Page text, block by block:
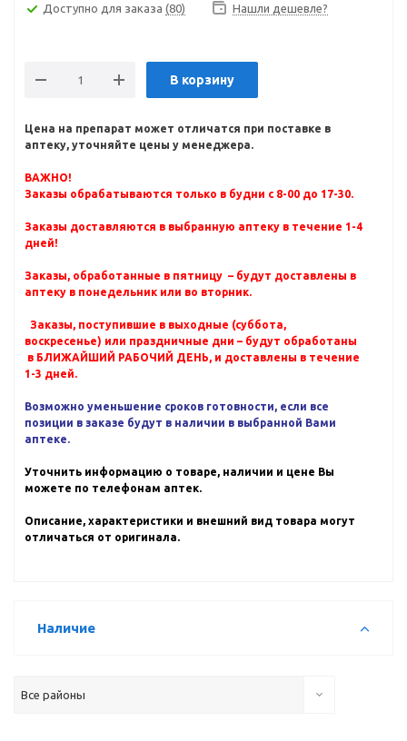
Доступно для заказа (80) Нашли дешевле?
В корзину
Цена на препарат может отличатся при поставке в
аптеку, уточняйте цены у менеджера.
ВАЖНО!
Заказы обрабатываются только в будни с 8-00 до 17-30.
Заказы доставляются в выбранную аптеку в течение 1-4
дней!
Заказы, обработанные в пятницу – будут доставлены в
аптеку в понедельник или во вторник.
Заказы, поступившие в выходные (суббота,
воскресенье) или праздничные дни – будут обработаны
в БЛИЖАЙШИЙ РАБОЧИЙ ДЕНЬ, и доставлены в течение
1-3 дней.
Возможно уменьшение сроков готовности, если все
позиции в заказе будут в наличии в выбранной Вами
аптеке.
Уточнить информацию о товаре, наличии и цене Вы
можете по телефонам аптек.
Описание, характеристики и внешний вид товара могут
отличаться от оригинала.
Наличие
Все районы